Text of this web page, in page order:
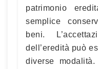
patrimonio
semplice
beni.
dell’eredità può
diverse